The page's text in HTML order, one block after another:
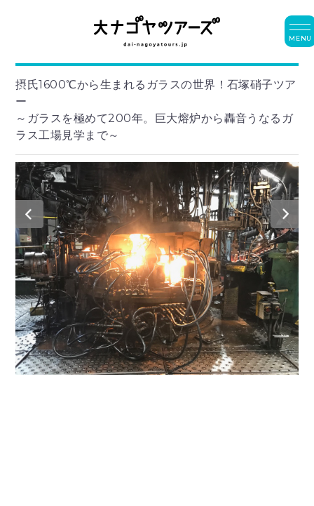
摂氏1600℃から生まれるガラスの世界！石塚硝子ツア
ー
～ガラスを極めて200年。巨大熔炉から轟音うなるガ
ラス工場見学まで～
MENU